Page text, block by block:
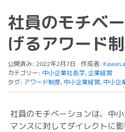
社員のモチベ
げるアワード
公開済み: 2022年2月7日 作成者:
カテゴリー: 中小企業社長学,企業経営
タグ: アワード制度, 中小企業経営, 中小企
社員のモチベーションは、中
マンスに対してダイレクトに